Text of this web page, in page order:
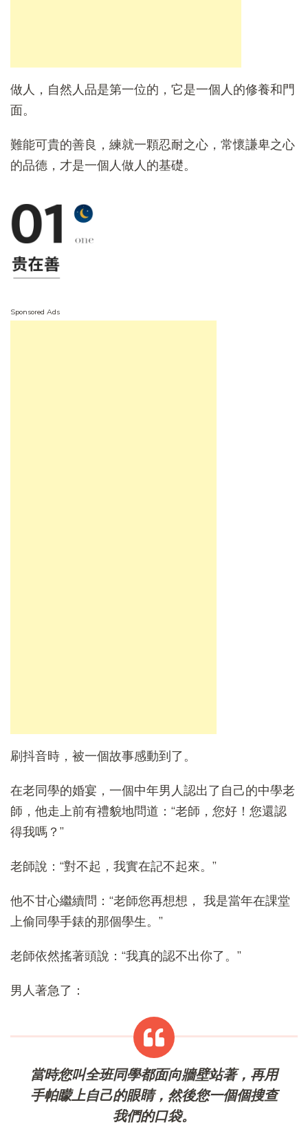
做人，自然人品是第一位的，它是一個人的修養和門
面。
難能可貴的善良，練就一顆忍耐之心，常懷謙卑之心
的品德，才是一個人做人的基礎。
Sponsored Ads
刷抖音時，被一個故事感動到了。
在老同學的婚宴，一個中年男人認出了自己的中學老
師，他走上前有禮貌地問道：“老師，您好！您還認
得我嗎？”
老師說：“對不起，我實在記不起來。”
他不甘心繼續問：“老師您再想想， 我是當年在課堂
上偷同學手錶的那個學生。”
老師依然搖著頭說：“我真的認不出你了。”
男人著急了：
當時您叫全班同學都面向牆壁站著，再用
手帕矇上自己的眼睛，然後您一個個搜查
我們的口袋。